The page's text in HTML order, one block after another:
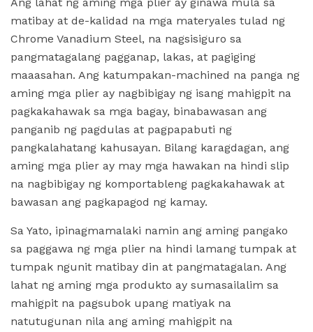
matibay at de-kalidad na mga materyales tulad ng
Chrome Vanadium Steel, na nagsisiguro sa
pangmatagalang pagganap, lakas, at pagiging
maaasahan. Ang katumpakan-machined na panga ng
aming mga plier ay nagbibigay ng isang mahigpit na
pagkakahawak sa mga bagay, binabawasan ang
panganib ng pagdulas at pagpapabuti ng
pangkalahatang kahusayan. Bilang karagdagan, ang
aming mga plier ay may mga hawakan na hindi slip
na nagbibigay ng komportableng pagkakahawak at
bawasan ang pagkapagod ng kamay.
Sa Yato, ipinagmamalaki namin ang aming pangako
sa paggawa ng mga plier na hindi lamang tumpak at
tumpak ngunit matibay din at pangmatagalan. Ang
lahat ng aming mga produkto ay sumasailalim sa
mahigpit na pagsubok upang matiyak na
natutugunan nila ang aming mahigpit na